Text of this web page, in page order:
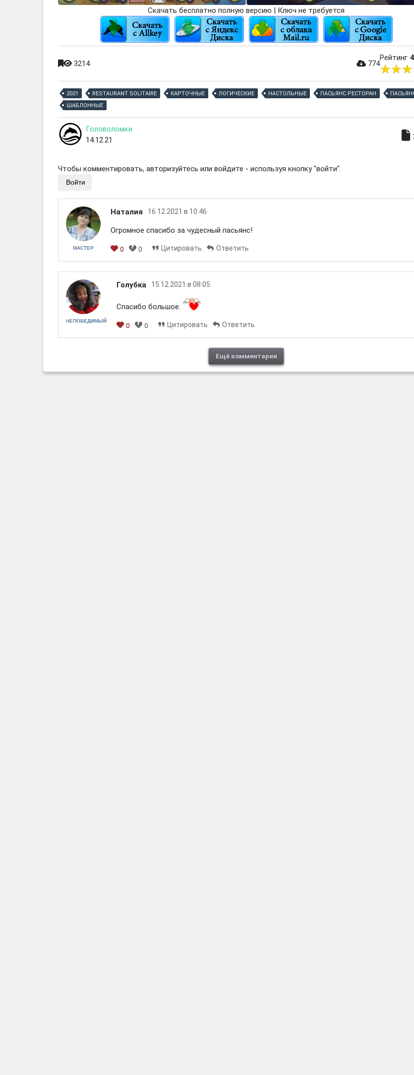
Скачать бесплатно полную версию | Ключ не требуется
3214 774
Рейтинг 4
2021 RESTAURANT SOLITAIRE КАРТОЧНЫЕ ЛОГИЧЕСКИЕ НАСТОЛЬНЫЕ ПАСЬЯНС РЕСТОРАН
ШАБЛОННЫЕ
Головоломки
14.12.21
Чтобы комментировать, авторизуйтесь или войдите - используя кнопку "войти".
Войти
МАСТЕР
Наталия 16.12.2021 в 10:46
Огромное спасибо за чудесный пасьянс!
0 0 Цитировать Ответить
НЕПОБЕДИМЫЙ
Голубка 15.12.2021 в 08:05
Спасибо большое.
0 0 Цитировать Ответить
Ещё комментарии